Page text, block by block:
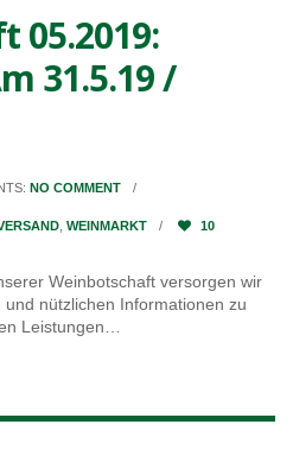
05.2019:
31.5.19 /
NO COMMENT
WEINMARKT 10
Weinbotschaft versorgen wir
nützlichen Informationen zu
Leistungen…